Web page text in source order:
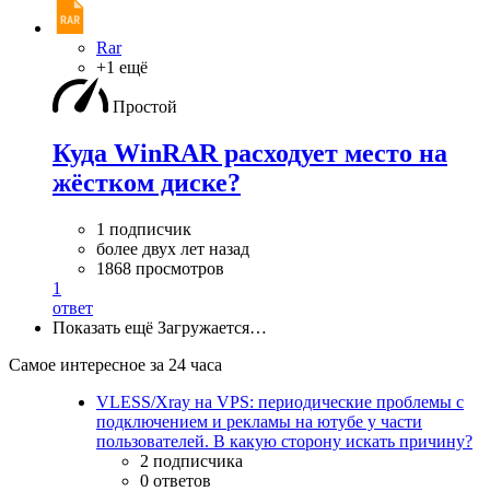
Rar
+1 ещё
Простой
Куда WinRAR расходует место на
жёстком диске?
1 подписчик
более двух лет назад
1868 просмотров
1
ответ
Показать ещё Загружается…
Самое интересное за 24 часа
VLESS/Xray на VPS: периодические проблемы с
подключением и рекламы на ютубе у части
пользователей. В какую сторону искать причину?
2 подписчика
0 ответов